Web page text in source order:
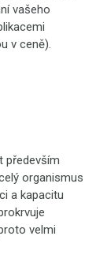
vašeho
v ceně).
především
organismus
a kapacitu
velmi